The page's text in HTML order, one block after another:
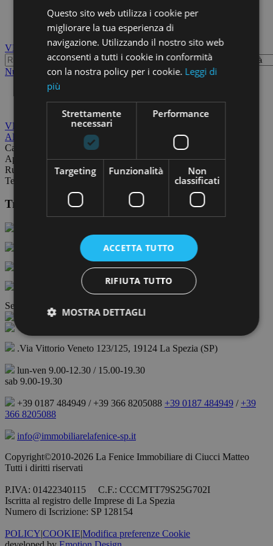
Chi siamo
Blog
VENDITAAFFITTO
Nuova ricerca
VENDITA
AFFITTO
Case
Appartamenti
Rustici
Terreni
Trovi i nostri annunci anche su:
Seguici su:
.Via Vittorio Veneto 123/125, 19124 La Spezia (SP)
lun-ven 9.00-12.30 / 15.00-19.30
sab 9.00-19.30
+39 0187 484949 / +39 366 8205088 +39 0187 484949 / +39
366 8205088
info@immobiliarelafenice-sp.it
Copyright©2010-2026 La Fenice Immobiliare di Ciucci Matteo
Tutti i diritti riservati
P.IVA: 01422340115 C.F.: CCCMTT79S25G702I
Iscritta al registro delle Imprese di La Spezia
Numero di Iscrizione: SP 128154
POLICY|COOKIE|Modifica preferenze Cookie
Questo sito web utilizza i cookie per
migliorare la tua esperienza di
navigazione. Utilizzando il nostro sito web
acconsenti a tutti i cookie in conformità
con la nostra policy per i cookie. Leggi di
più
Strettamente
necessari
Performance
Targeting Funzionalità
Non
classificati
ACCETTA TUTTO
RIFIUTA TUTTO
MOSTRA DETTAGLI